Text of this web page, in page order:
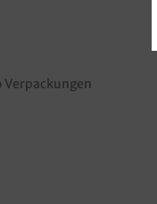
Verpackungen